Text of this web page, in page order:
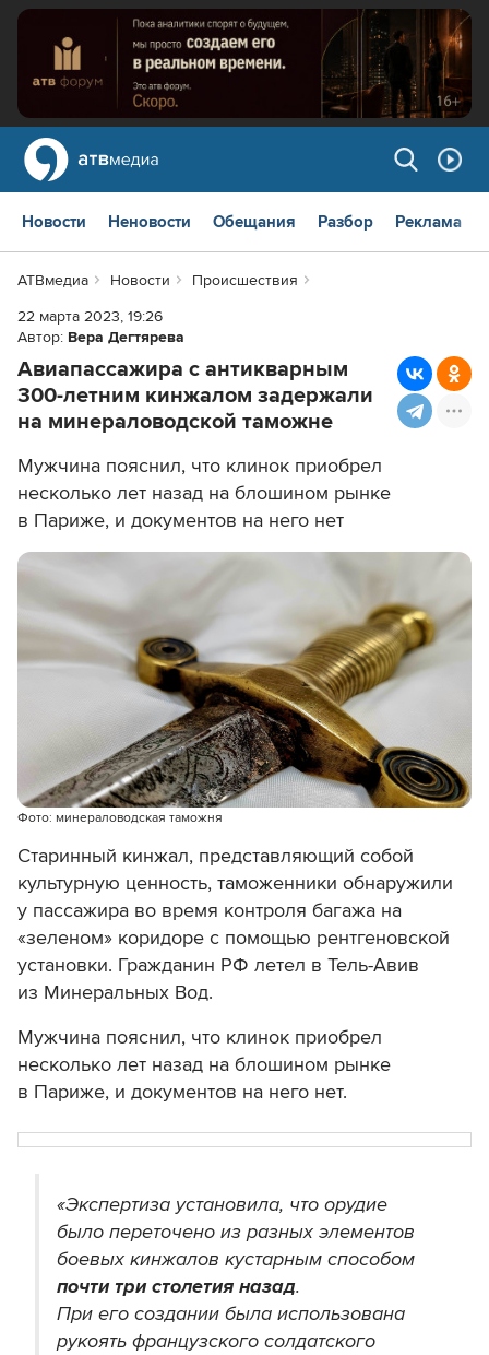
Новости Неновости Обещания Разбор Реклама
АТВмедиа Новости
Происшествия
22 марта 2023, 19:26
Автор: Вера Дегтярева
Авиапассажира с антикварным
300-летним кинжалом задержали
на минераловодской таможне
Мужчина пояснил, что клинок приобрел
несколько лет назад на блошином рынке
в Париже, и документов на него нет
Фото: минераловодская таможня
Старинный кинжал, представляющий собой
культурную ценность, таможенники обнаружили
у пассажира во время контроля багажа на
«зеленом» коридоре с помощью рентгеновской
установки. Гражданин РФ летел в Тель-Авив
из Минеральных Вод.
Мужчина пояснил, что клинок приобрел
несколько лет назад на блошином рынке
в Париже, и документов на него нет.
«Экспертиза установила, что орудие
было переточено из разных элементов
боевых кинжалов кустарным способом
почти три столетия назад.
При его создании была использована
рукоять французского солдатского